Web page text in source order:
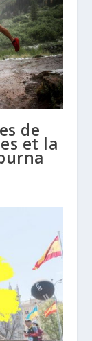
de
et la